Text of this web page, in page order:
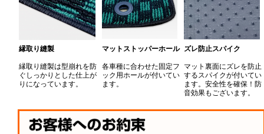
縁取り縫製
縁取り縫製は型崩れを防
ぐしっかりとした仕上が
りになっています。
マットストッパーホール
各車種に合わせた固定フ
ック用ホールが付いてい
ます。
ズレ防止スパイク
マット裏面にズレを防止
するスパイクが付いてい
ます。安全性を確保！防
音効果もございます。